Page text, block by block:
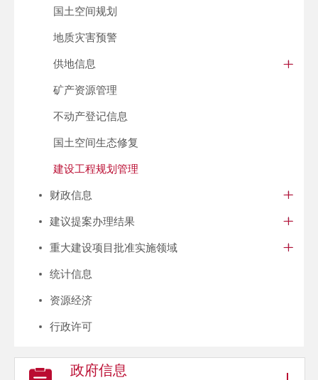
国土空间规划
地质灾害预警
供地信息
矿产资源管理
不动产登记信息
国土空间生态修复
建设工程规划管理
财政信息
建议提案办理结果
重大建设项目批准实施领域
统计信息
资源经济
行政许可
政府信息